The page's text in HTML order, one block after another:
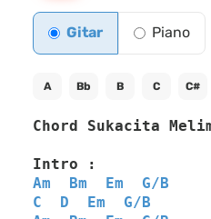
Gitar Piano
A Bb B C C#
Chord Sukacita
Intro :
Am
Bm Em G/ B
C
D Em G/ B